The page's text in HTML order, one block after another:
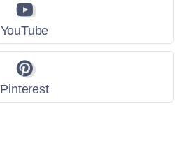
YouTube
Pinterest